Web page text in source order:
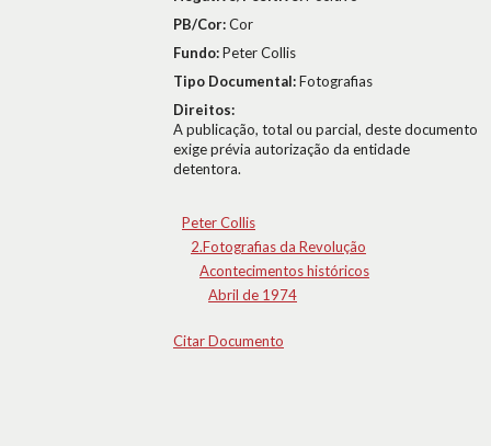
PB/Cor:Cor
Fundo:Peter Collis
Tipo Documental:Fotografias
Direitos:
A publicação, total ou parcial, deste documento
exige prévia autorização da entidade
detentora.
Peter Collis
2.Fotografias da Revolução
Acontecimentos históricos
Abril de 1974
Citar Documento